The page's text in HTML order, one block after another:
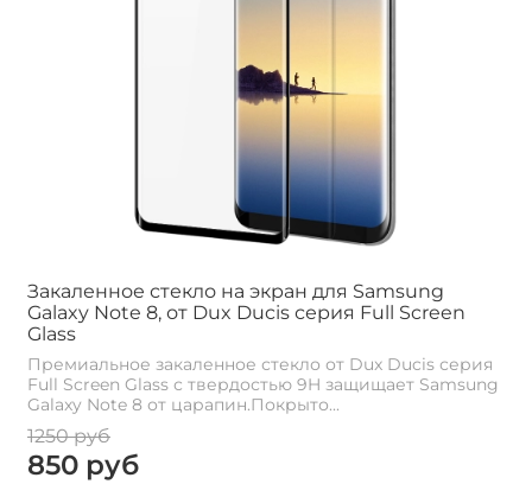
Закаленное стекло на экран для Samsung
Galaxy Note 8, от Dux Ducis серия Full Screen
Glass
Премиальное закаленное стекло от Dux Ducis серия
Full Screen Glass с твердостью 9H защищает Samsung
Galaxy Note 8 от царапин.Покрыто...
1250 руб
850 руб